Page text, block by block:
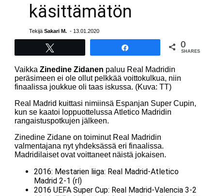
käsittämätön
Tekijä Sakari M. - 13.01.2020
0
SHARES
Vaikka Zinedine Zidanen paluu Real Madridin
peräsimeen ei ole ollut pelkkää voittokulkua, niin
finaalissa joukkue oli taas iskussa. (Kuva: TT)
Real Madrid kuittasi nimiinsä Espanjan Super Cupin,
kun se kaatoi loppuottelussa Atletico Madridin
rangaistuspotkujen jälkeen.
Zinedine Zidane on toiminut Real Madridin
valmentajana nyt yhdeksässä eri finaalissa.
Madridilaiset ovat voittaneet näistä jokaisen.
2016: Mestarien liiga: Real Madrid-Atletico
Madrid 2-1 (rl)
2016 UEFA Super Cup: Real Madrid-Valencia 3-2